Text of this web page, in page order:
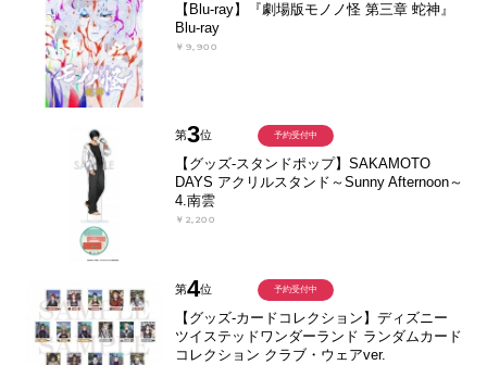
【Blu-ray】『劇場版モノノ怪 第三章 蛇神』
Blu-ray
￥9,900
第3位
【グッズ-スタンドポップ】SAKAMOTO
DAYS アクリルスタンド～Sunny Afternoon～
4.南雲
￥2,200
予約受付中
第4位
【グッズ-カードコレクション】ディズニー
ツイステッドワンダーランド ランダムカード
コレクション クラブ・ウェアver.
予約受付中